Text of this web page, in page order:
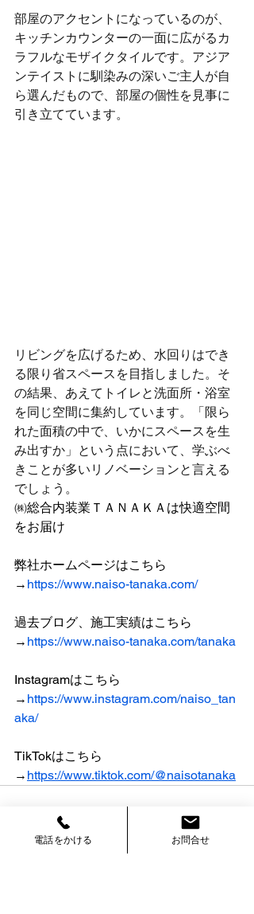
部屋のアクセントになっているのが、
キッチンカウンターの一面に広がるカ
ラフルなモザイクタイルです。アジア
ンテイストに馴染みの深いご主人が自
ら選んだもので、部屋の個性を見事に
引き立てています。
リビングを広げるため、水回りはでき
る限り省スペースを目指しました。そ
の結果、あえてトイレと洗面所・浴室
を同じ空間に集約しています。「限ら
れた面積の中で、いかにスペースを生
み出すか」という点において、学ぶべ
きことが多いリノベーションと言える
でしょう。
㈱総合内装業ＴＡＮＡＫＡは快適空間
をお届け
弊社ホームページはこちら
→ https://www.naiso-tanaka.com/
過去ブログ、施工実績はこちら
→ https://www.naiso-tanaka.com/tanaka
Instagramはこちら
→ https://www.instagram.com/naiso_tan
aka/
TikTokはこちら
→ https://www.tiktok.com/@naisotanaka
電話をかける お問合せ